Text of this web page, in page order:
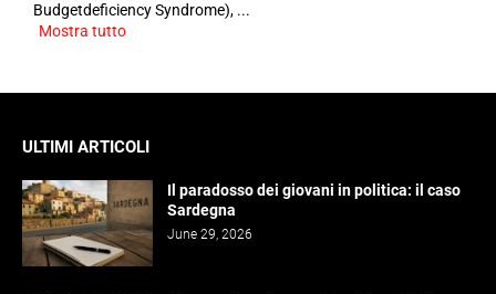
Budgetdeficiency Syndrome), ...
Mostra tutto
ULTIMI ARTICOLI
Il paradosso dei giovani in politica: il caso
Sardegna
June 29, 2026